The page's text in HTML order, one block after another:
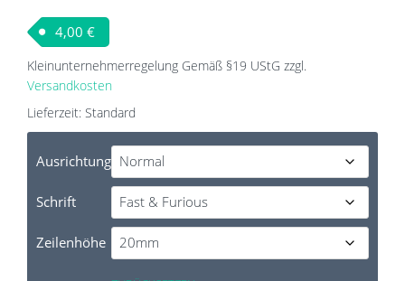
4,00 €
Kleinunternehmerregelung Gemäß §19 UStG zzgl.
Versandkosten
Lieferzeit: Standard
Ausrichtung
Schrift
Zeilenhöhe